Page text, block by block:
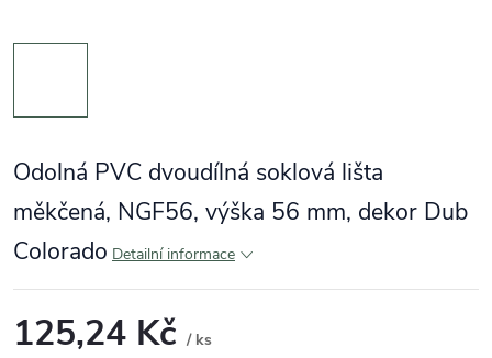
Odolná PVC dvoudílná soklová lišta
měkčená, NGF56, výška 56 mm, dekor Dub
Colorado Detailní informace
125,24 Kč / ks